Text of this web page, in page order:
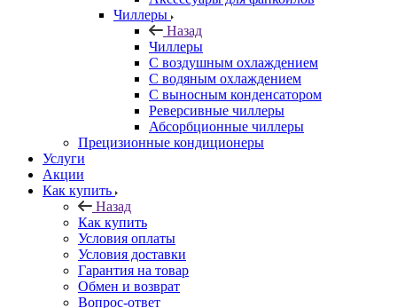
Чиллеры
Назад
Чиллеры
С воздушным охлаждением
С водяным охлаждением
С выносным конденсатором
Реверсивные чиллеры
Абсорбционные чиллеры
Прецизионные кондиционеры
Услуги
Акции
Как купить
Назад
Как купить
Условия оплаты
Условия доставки
Гарантия на товар
Обмен и возврат
Вопрос-ответ